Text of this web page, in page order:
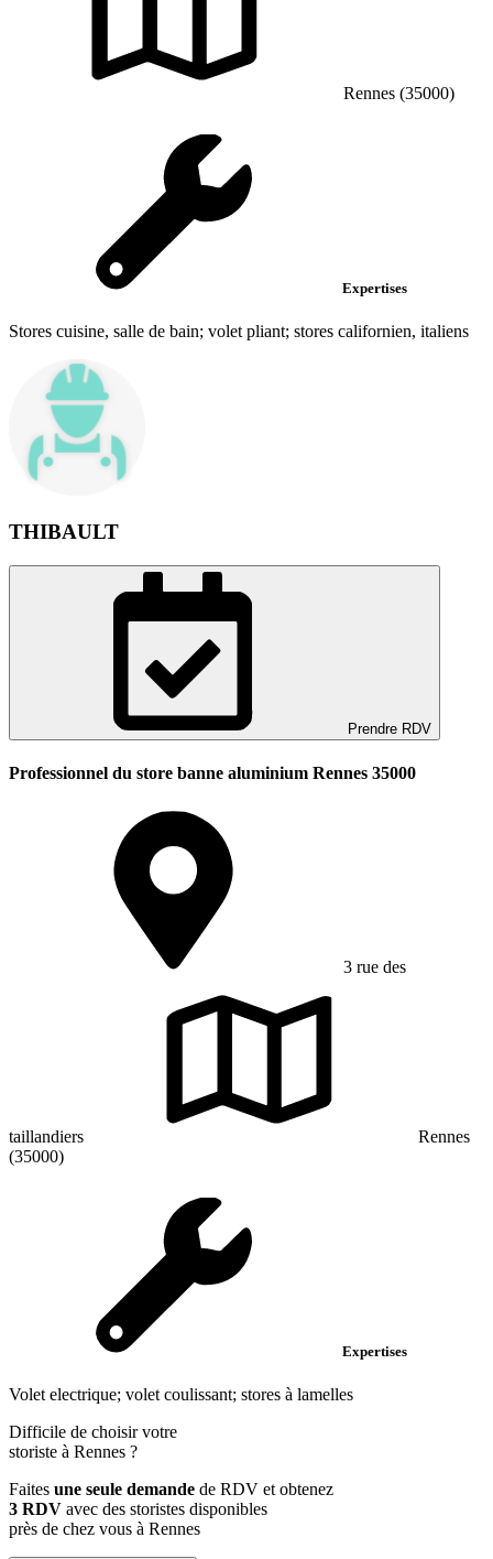
Rennes (35000)
Expertises
Stores cuisine, salle de bain; volet pliant; stores californien, italiens
THIBAULT
Prendre RDV
Professionnel du store banne aluminium Rennes 35000
3 rue des
taillandiers
Rennes
(35000)
Expertises
Volet electrique; volet coulissant; stores à lamelles
Difficile de choisir votre
storiste à Rennes ?
Faites une seule demande de RDV et obtenez
3 RDV avec des storistes disponibles
près de chez vous à Rennes